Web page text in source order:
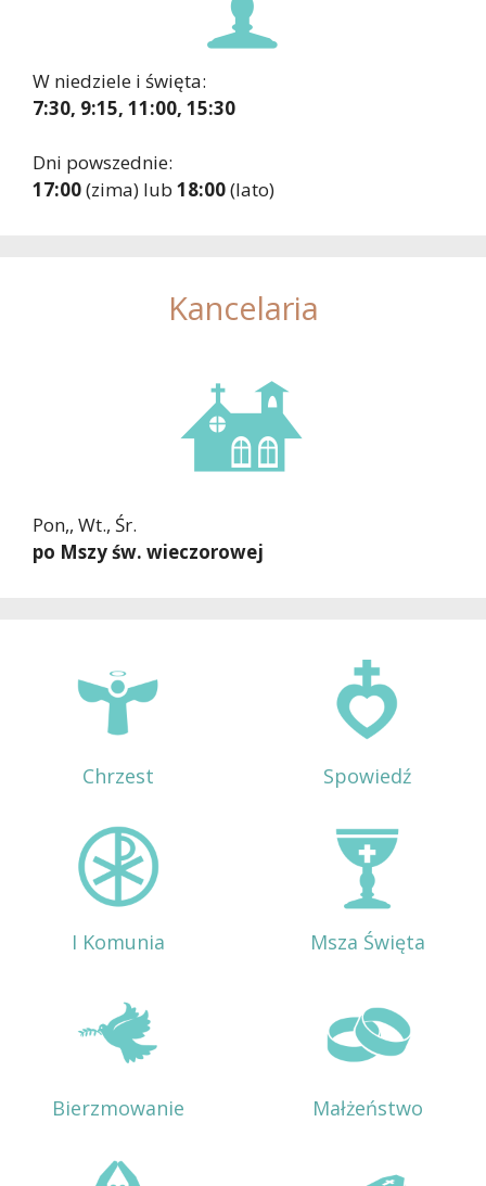
W niedziele i święta:
7:30, 9:15, 11:00, 15:30
Dni powszednie:
17:00(zima) lub 18:00(lato)
Kancelaria
Pon,, Wt., Śr.
po Mszy św. wieczorowej
Chrzest Spowiedź
I Komunia Msza Święta
Bierzmowanie Małżeństwo